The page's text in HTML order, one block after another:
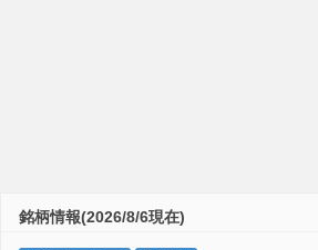
銘柄情報(2026/8/6現在)